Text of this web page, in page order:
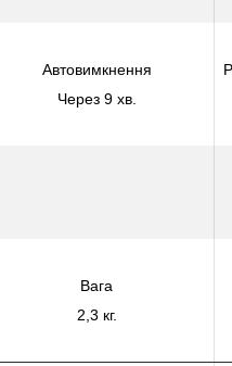
Автовимкнення
Через 9 хв.
Вага
2,3 кг.